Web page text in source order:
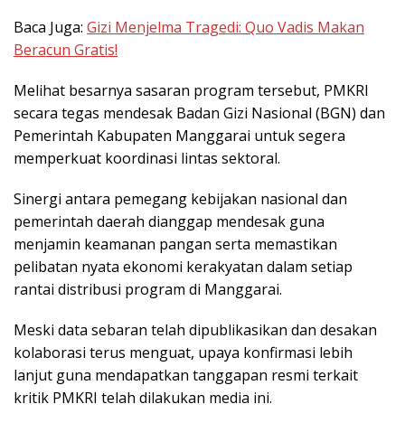
Baca Juga: Gizi Menjelma Tragedi: Quo Vadis Makan
Beracun Gratis!
Melihat besarnya sasaran program tersebut, PMKRI
secara tegas mendesak Badan Gizi Nasional (BGN) dan
Pemerintah Kabupaten Manggarai untuk segera
memperkuat koordinasi lintas sektoral.
Sinergi antara pemegang kebijakan nasional dan
pemerintah daerah dianggap mendesak guna
menjamin keamanan pangan serta memastikan
pelibatan nyata ekonomi kerakyatan dalam setiap
rantai distribusi program di Manggarai.
Meski data sebaran telah dipublikasikan dan desakan
kolaborasi terus menguat, upaya konfirmasi lebih
lanjut guna mendapatkan tanggapan resmi terkait
kritik PMKRI telah dilakukan media ini.